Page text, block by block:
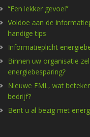
“Een lekker gevoel”
Voldoe aan de
handige tips
Informatieplicht
Binnen uw organisatie
energiebesparing?
Nieuwe EML, wat
bedrijf?
Bent u al bezig met